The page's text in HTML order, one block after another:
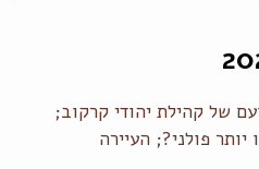
של קהילת יהודי קרקוב;
יותר פולני?; העיירה